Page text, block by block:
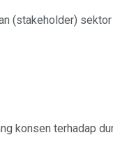
sektor
konsen terhadap